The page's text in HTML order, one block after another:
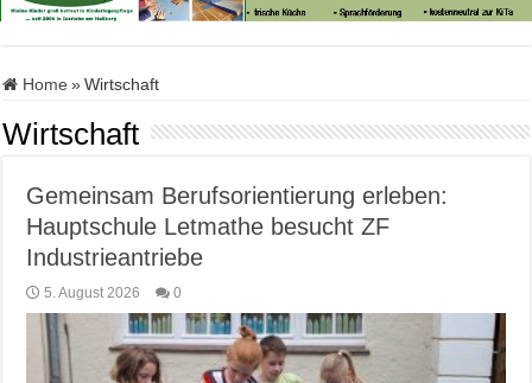
Home » Wirtschaft
Wirtschaft
Gemeinsam Berufsorientierung erleben:
Hauptschule Letmathe besucht ZF
Industrieantriebe
5. August 2026 0